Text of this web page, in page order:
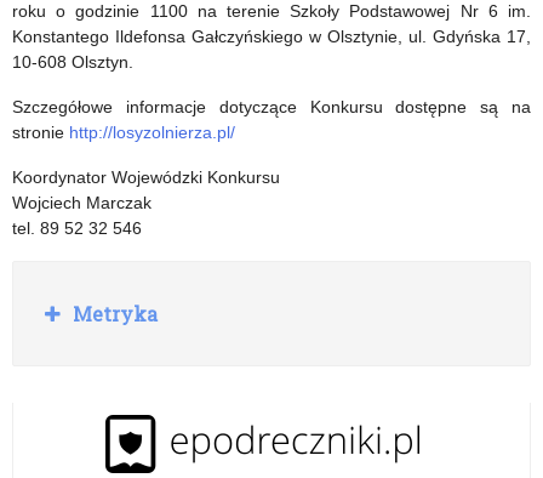
roku o godzinie 1100 na terenie Szkoły Podstawowej Nr 6 im.
Konstantego Ildefonsa Gałczyńskiego w Olsztynie, ul. Gdyńska 17,
10-608 Olsztyn.
Szczegółowe informacje dotyczące Konkursu dostępne są na
stronie http://losyzolnierza.pl/
Koordynator Wojewódzki Konkursu
Wojciech Marczak
tel. 89 52 32 546
R
o
Metryka